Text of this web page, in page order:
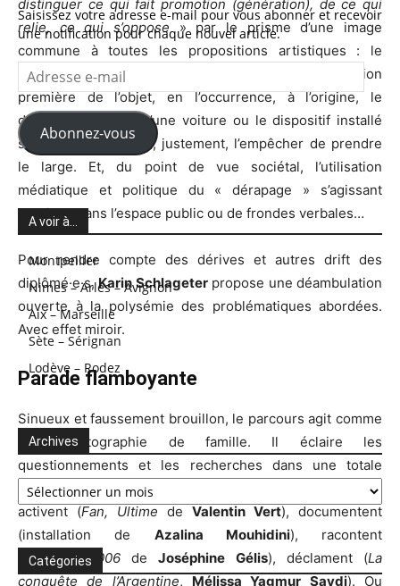
distinguer ce qui fait promotion (génération), de ce qui
relie, ce qui s’oppose» par le prisme d’une image
commune à toutes les propositions artistiques : le
«Drift». Autrement dit le détournement de la fonction
première de l’objet, en l’occurrence, à l’origine, le
dérapage contrôlé d’une voiture ou le dispositif installé
sous un bateau pour, justement, l’empêcher de prendre
le large. Et, du point de vue sociétal, l’utilisation
médiatique et politique du « dérapage » s’agissant
d’actions dans l’espace public ou de frondes verbales…
Pour rendre compte des dérives et autres drift des
diplômé·e·s,Karin Schlageterpropose une déambulation
ouverte à la polysémie des problématiques abordées.
Avec effet miroir.
Parade flamboyante
Sinueux et faussement brouillon, le parcours agit comme
une photographie de famille. Il éclaire les
questionnements et les recherches dans une totale
fluidité. Entre contre-point et porosité les œuvres s’auto-
activent (Fan, Ultime de Valentin Vert), documentent
(installation de Azalina Mouhidini), racontent
BabyWolf13006 deJoséphine Gélis), déclament (La
conquête de l’Argentine, Mélissa Yagmur Saydi). Ou
Saisissez votre adresse e-mail pour vous abonner et recevoir
une notification pour chaque nouvel article.
Adresse
e-
mail
Abonnez-vous
A voir à…
Montpellier
Nimes – Arles – Avignon
Aix – Marseille
Sète – Sérignan
Lodève – Rodez
Archives
Archives
Catégories